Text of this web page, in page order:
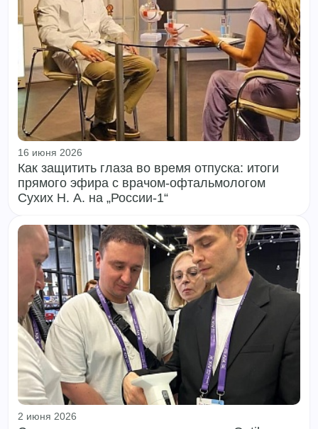
16 июня 2026
Как защитить глаза во время отпуска: итоги
прямого эфира с врачом‑офтальмологом
Сухих Н. А. на „России‑1“
2 июня 2026